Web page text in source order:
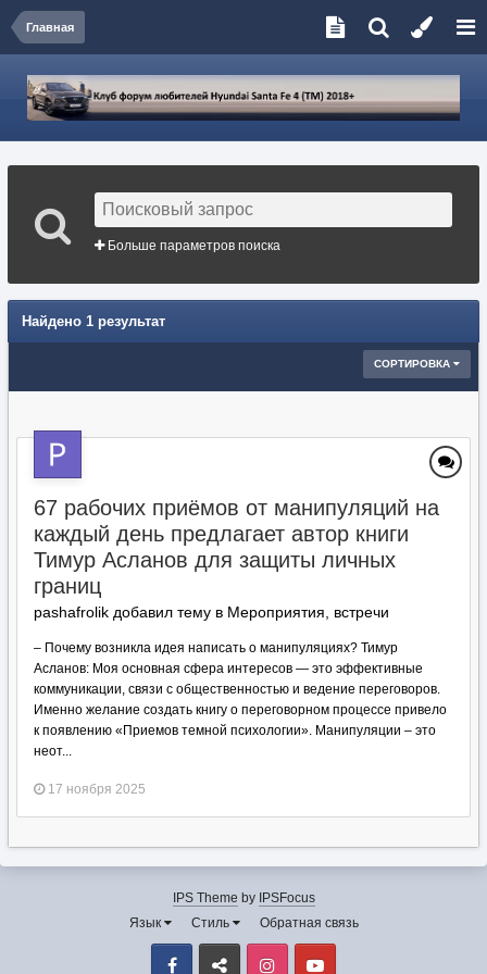
Главная
Больше параметров поиска
Найдено 1 результат
СОРТИРОВКА
67 рабочих приёмов от манипуляций на
каждый день предлагает автор книги
Тимур Асланов для защиты личных
границ
pashafrolik добавил тему в Мероприятия, встречи
– Почему возникла идея написать о манипуляциях? Тимур
Асланов: Моя основная сфера интересов — это эффективные
коммуникации, связи с общественностью и ведение переговоров.
Именно желание создать книгу о переговорном процессе привело
к появлению «Приемов темной психологии». Манипуляции – это
неот...
17 ноября 2025
IPS Theme by IPSFocus
Язык
Стиль Обратная связь
Facebook VK Instagram